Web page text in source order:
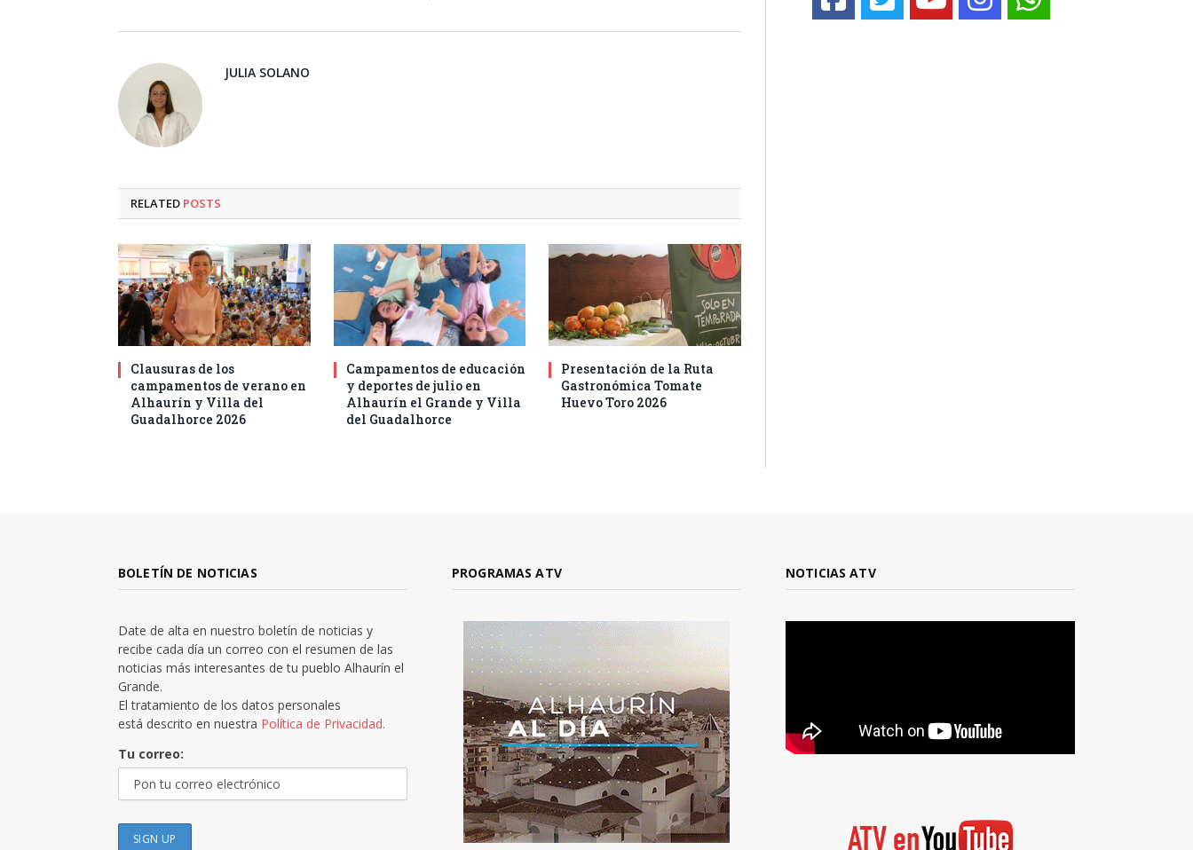
JULIA SOLANO
RELATED POSTS
Clausuras de los
campamentos de verano en
Alhaurín y Villa del
Guadalhorce 2026
Campamentos de educación
y deportes de julio en
Alhaurín el Grande y Villa
del Guadalhorce
Presentación de la Ruta
Gastronómica Tomate
Huevo Toro 2026
BOLETÍN DE NOTICIAS
Date de alta en nuestro boletín de noticias y
recibe cada día un correo con el resumen de las
noticias más interesantes de tu pueblo Alhaurín el
Grande.
El tratamiento de los datos personales
está descrito en nuestra Política de Privacidad.
Tu correo:
PROGRAMAS ATV NOTICIAS ATV